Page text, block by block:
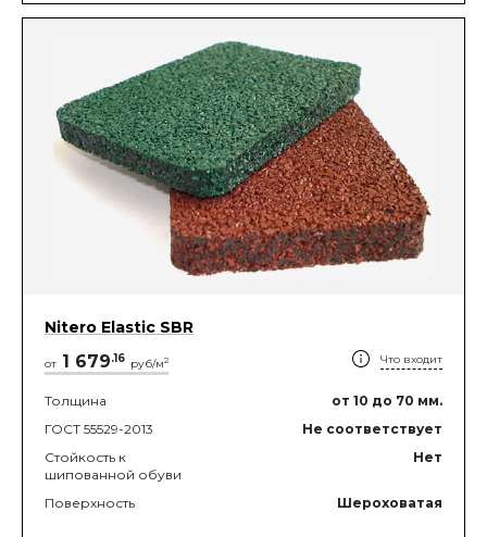
Nitero Elastic SBR
от 1 679.16 руб/м2 Что входит
Толщина от 10 до 70 мм.
ГОСТ 55529-2013
Не соответствует
Стойкость к
шипованной обуви
Нет
Поверхность Шероховатая